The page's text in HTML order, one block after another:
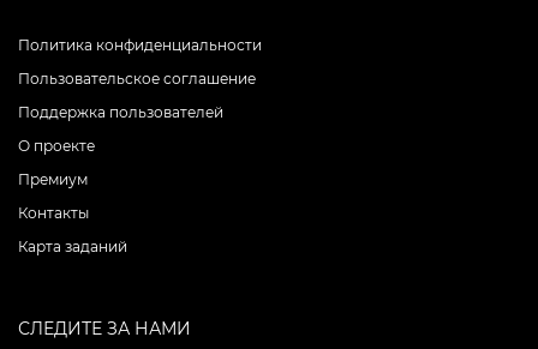
Политика конфиденциальности
Пользовательское соглашение
Поддержка пользователей
О проекте
Премиум
Контакты
Карта заданий
СЛЕДИТЕ ЗА НАМИ